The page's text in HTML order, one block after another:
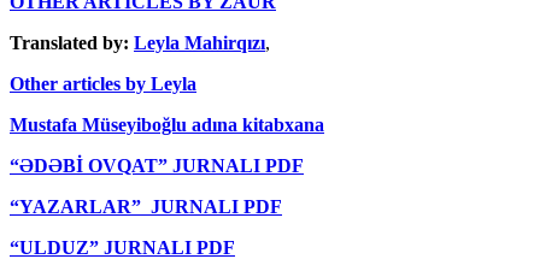
Translated by: Leyla Mahirqızı,
Other articles by Leyla
Mustafa Müseyiboğlu adına kitabxana
“ƏDƏBİ OVQAT” JURNALI PDF
“YAZARLAR” JURNALI PDF
“ULDUZ” JURNALI PDF